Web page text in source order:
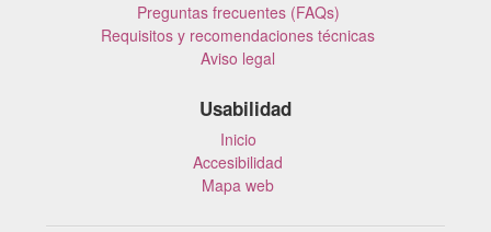
Preguntas frecuentes (FAQs)
Requisitos y recomendaciones técnicas
Aviso legal
Usabilidad
Inicio
Accesibilidad
Mapa web